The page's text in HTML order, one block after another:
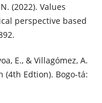
(2022). Values
perspective based
E., & Villagómez, A.
(4th Edtion). Bogo-tá: